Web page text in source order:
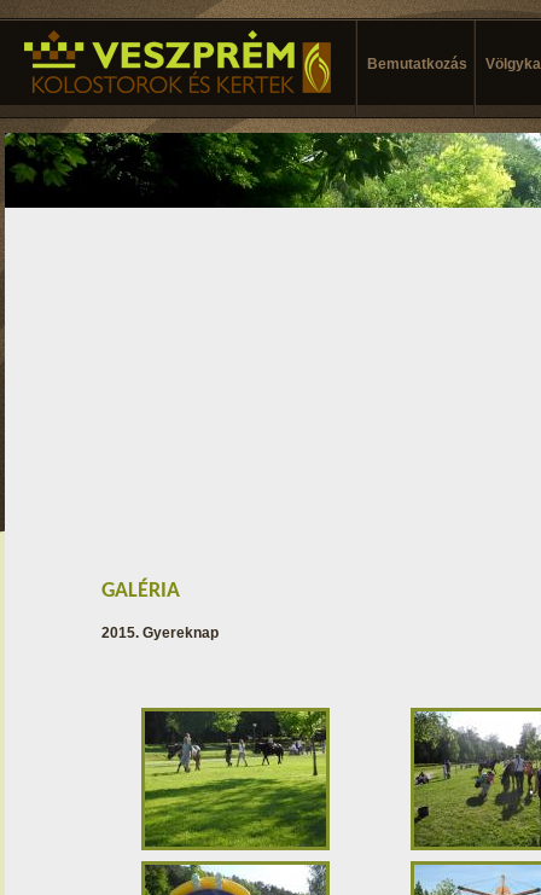
Bemutatkozás
GALÉRIA
2015. Gyereknap